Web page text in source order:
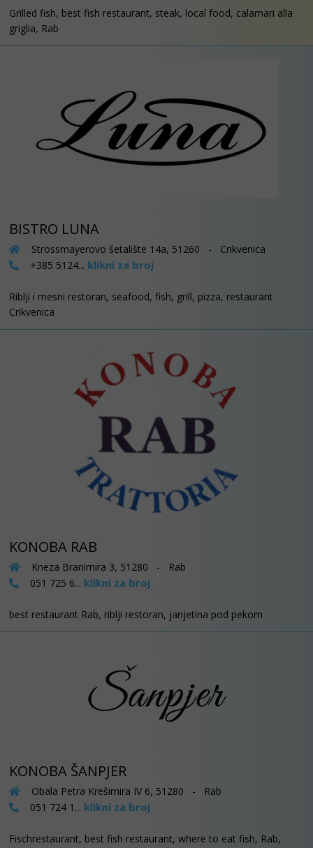
Grilled fish, best fish restaurant, steak, local food, calamari alla
griglia, Rab
BISTRO LUNA
Strossmayerovo šetalište 14a, 51260 - Crikvenica
+385 5124... klikni za broj
Riblji i mesni restoran, seafood, fish, grill, pizza, restaurant
Crikvenica
KONOBA RAB
Kneza Branimira 3, 51280 - Rab
051 725 6... klikni za broj
best restaurant Rab, riblji restoran, janjetina pod pekom
KONOBA ŠANPJER
Obala Petra Krešimira IV 6, 51280 - Rab
051 724 1... klikni za broj
Fischrestaurant, best fish restaurant, where to eat fish, Rab,